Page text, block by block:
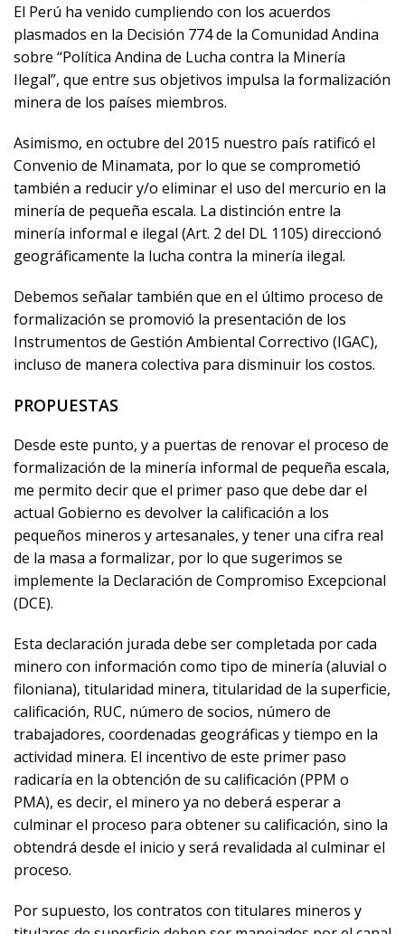
El Perú ha venido cumpliendo con los acuerdos
plasmados en la Decisión 774 de la Comunidad Andina
sobre “Política Andina de Lucha contra la Minería
Ilegal”, que entre sus objetivos impulsa la formalización
minera de los países miembros.
Asimismo, en octubre del 2015 nuestro país ratificó el
Convenio de Minamata, por lo que se comprometió
también a reducir y/o eliminar el uso del mercurio en la
minería de pequeña escala. La distinción entre la
minería informal e ilegal (Art. 2 del DL 1105) direccionó
geográficamente la lucha contra la minería ilegal.
Debemos señalar también que en el último proceso de
formalización se promovió la presentación de los
Instrumentos de Gestión Ambiental Correctivo (IGAC),
incluso de manera colectiva para disminuir los costos.
PROPUESTAS
Desde este punto, y a puertas de renovar el proceso de
formalización de la minería informal de pequeña escala,
me permito decir que el primer paso que debe dar el
actual Gobierno es devolver la calificación a los
pequeños mineros y artesanales, y tener una cifra real
de la masa a formalizar, por lo que sugerimos se
implemente la Declaración de Compromiso Excepcional
(DCE).
Esta declaración jurada debe ser completada por cada
minero con información como tipo de minería (aluvial o
filoniana), titularidad minera, titularidad de la superficie,
calificación, RUC, número de socios, número de
trabajadores, coordenadas geográficas y tiempo en la
actividad minera. El incentivo de este primer paso
radicaría en la obtención de su calificación (PPM o
PMA), es decir, el minero ya no deberá esperar a
culminar el proceso para obtener su calificación, sino la
obtendrá desde el inicio y será revalidada al culminar el
proceso.
Por supuesto, los contratos con titulares mineros y